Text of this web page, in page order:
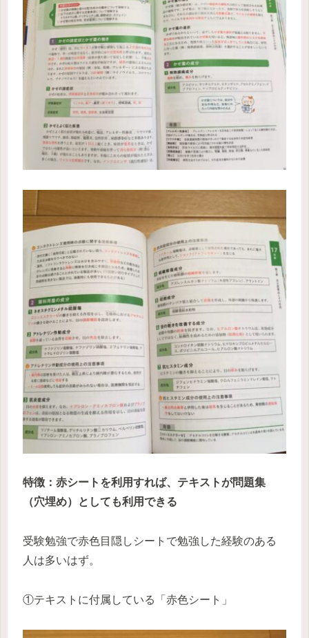
特徴：赤シートを利用すれば、テキストが問題集
（穴埋め）としても利用できる
受験勉強で赤色目隠しシートで勉強した経験のある
人は多いはず。
①テキストに付属している「赤色シート」